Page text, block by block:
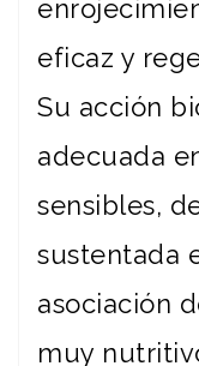
eficaz y
Su acción
adecuada
sensibles,
sustentada
asociación
muy